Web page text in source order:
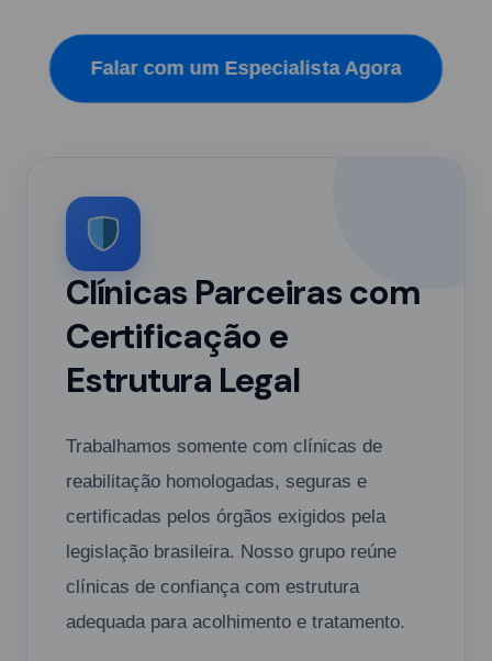
Falar com um Especialista Agora
Clínicas Parceiras com
Certificação e
Estrutura Legal
Trabalhamos somente com clínicas de
reabilitação homologadas, seguras e
certificadas pelos órgãos exigidos pela
legislação brasileira. Nosso grupo reúne
clínicas de confiança com estrutura
adequada para acolhimento e tratamento.